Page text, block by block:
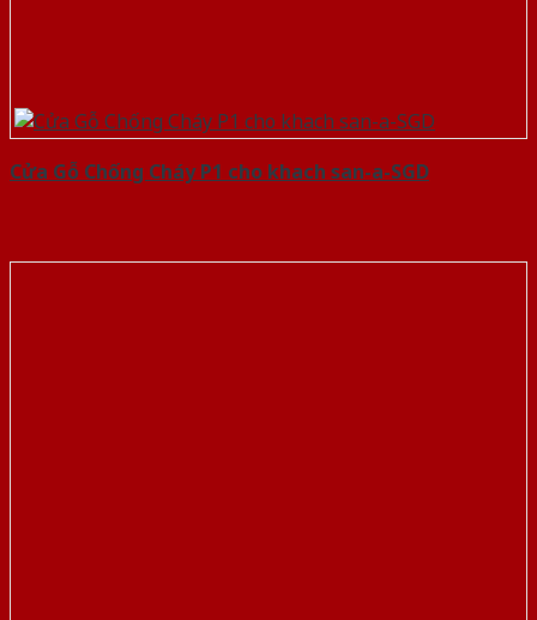
Cửa Gỗ Chống Cháy P1 cho khach san-a-SGD